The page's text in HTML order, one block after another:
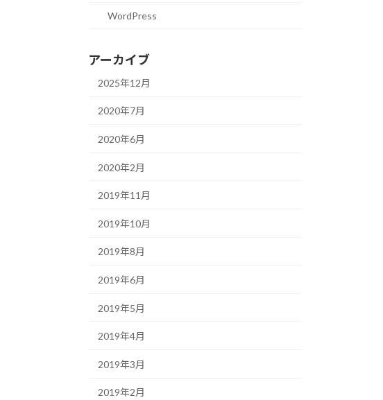
WordPress
アーカイブ
2025年12月
2020年7月
2020年6月
2020年2月
2019年11月
2019年10月
2019年8月
2019年6月
2019年5月
2019年4月
2019年3月
2019年2月